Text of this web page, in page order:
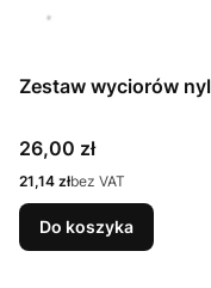
Zestaw wyciorów
Cena
26,00 zł
Cena
21,14 złbez VAT
Do koszyka